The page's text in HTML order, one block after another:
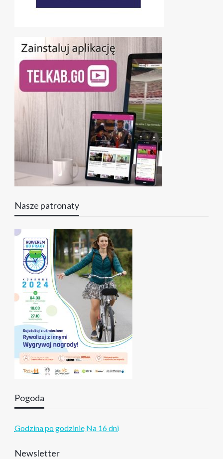
Nasze patronaty
Pogoda
Godzina po godzinie Na 16 dni
Newsletter